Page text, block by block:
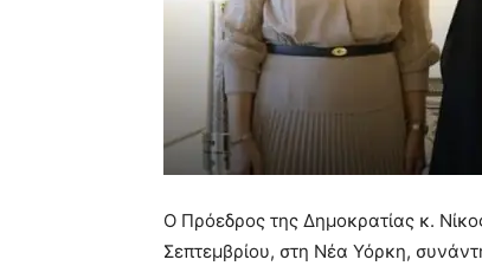
Ο Πρόεδρος της Δημοκρατίας κ.
Σεπτεμβρίου, στη Νέα Υόρκη,